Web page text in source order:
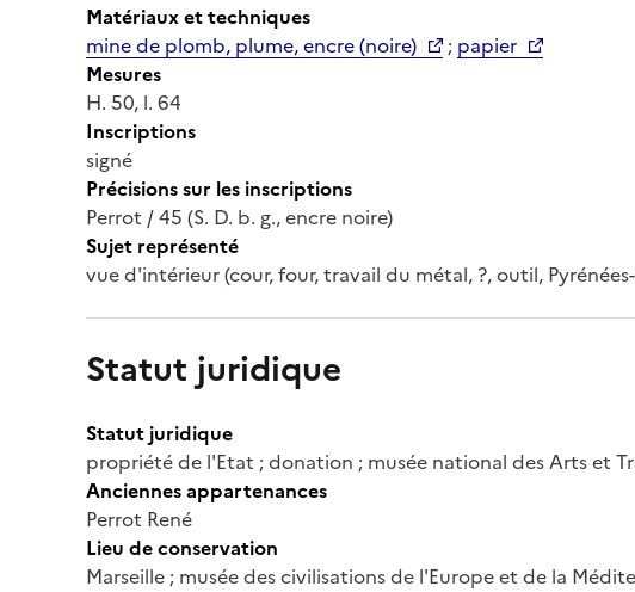
Matériaux et techniques
mine de plomb, plume, encre (noire)
; papier
Mesures
H. 50, l. 64
Inscriptions
signé
Précisions sur les inscriptions
Perrot / 45 (S. D. b. g., encre noire)
Sujet représenté
vue d'intérieur (cour, four, travail du métal, ?, outil,
Statut juridique
Statut juridique
propriété de l'Etat ; donation ; musée national des Arts et
Anciennes appartenances
Perrot René
Lieu de conservation
Marseille ; musée des civilisations de l'Europe et de la